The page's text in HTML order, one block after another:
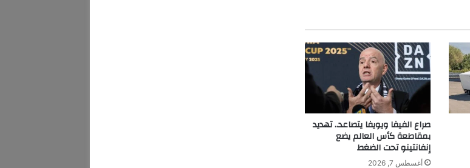
صراع الفيفا ويويفا يتصاعد.. تهديد
بمقاطعة كأس العالم يضع
إنفانتينو تحت الضغط
أغسطس 7, 2026